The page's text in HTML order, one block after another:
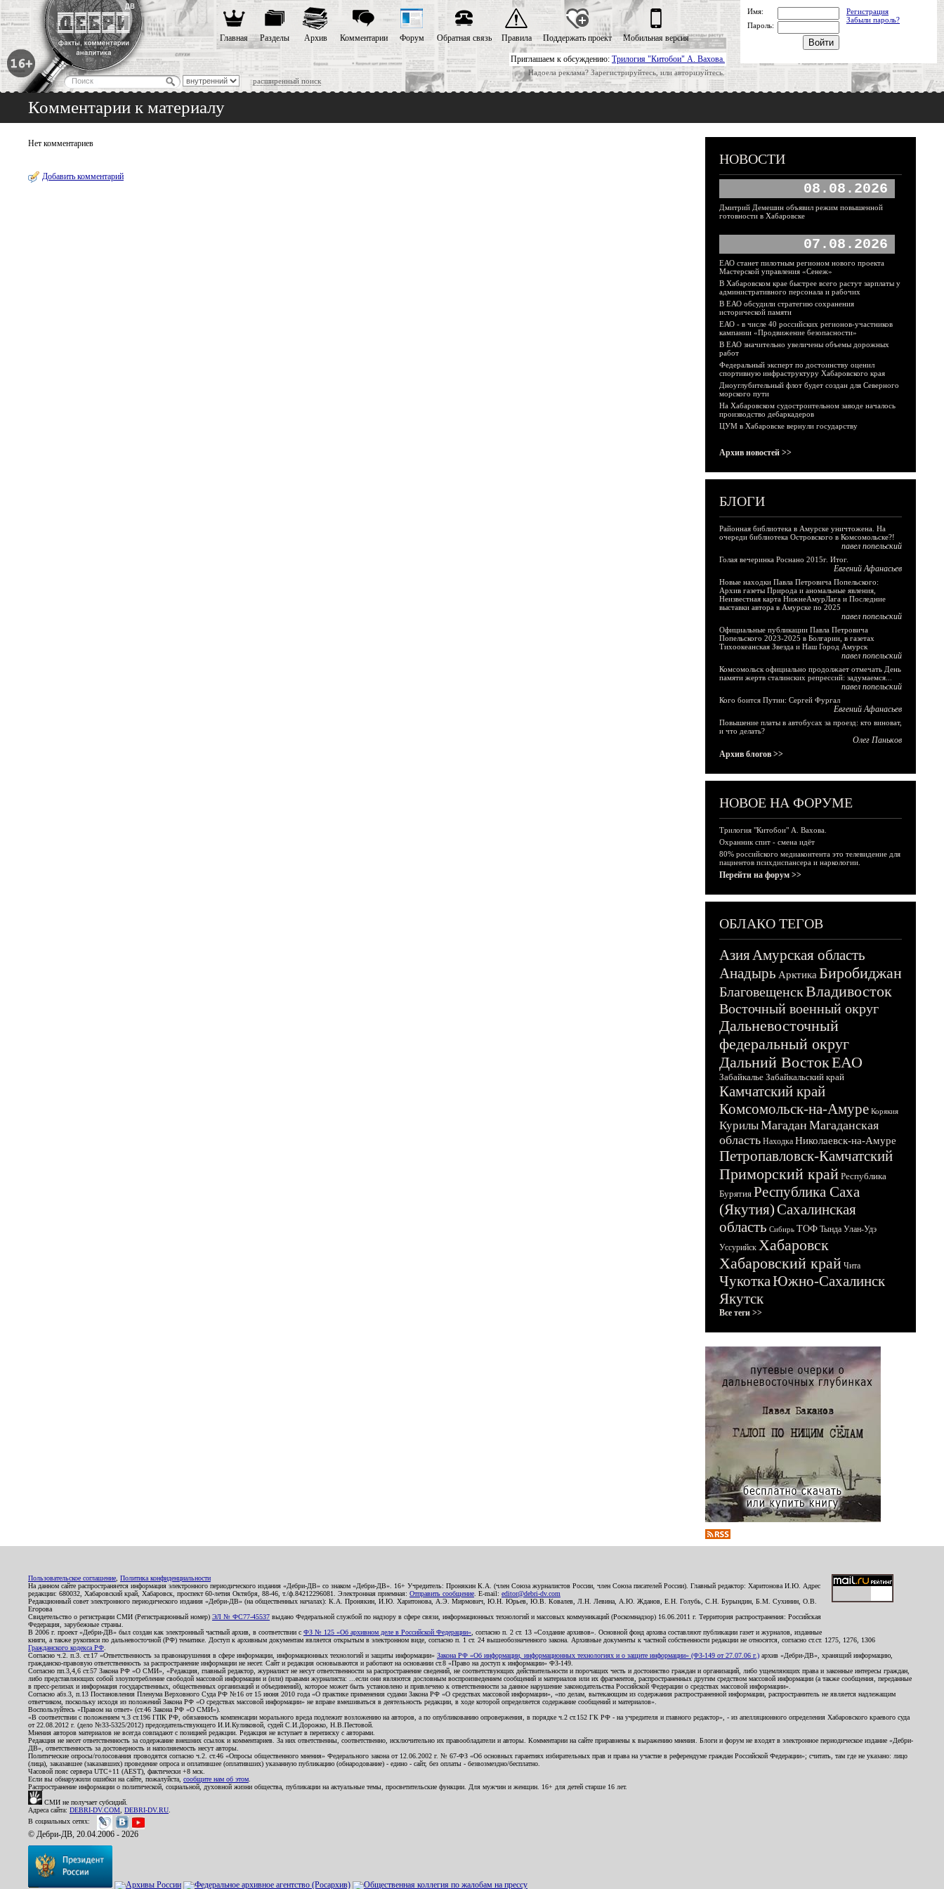
Приглашаем к обсуждению: Трилогия "Китобои" А. Вахова.
Надоела реклама? Зарегистрируйтесь, или авторизуйтесь.
расширенный поиск
Главная Разделы Архив Комментарии Форум Обратная связь Правила Поддержать проект Мобильная версия
Имя:
Регистрация
Забыли пароль?
Пароль:
Комментарии к материалу
Нет комментариев
Добавить комментарий
НОВОСТИ
08.08.2026
Дмитрий Демешин объявил режим повышенной
готовности в Хабаровске
07.08.2026
ЕАО станет пилотным регионом нового проекта
Мастерской управления «Сенеж»
В Хабаровском крае быстрее всего растут зарплаты у
административного персонала и рабочих
В ЕАО обсудили стратегию сохранения
исторической памяти
ЕАО - в числе 40 российских регионов-участников
кампании «Продвижение безопасности»
В ЕАО значительно увеличены объемы дорожных
работ
Федеральный эксперт по достоинству оценил
спортивную инфраструктуру Хабаровского края
Дноуглубительный флот будет создан для Северного
морского пути
На Хабаровском судостроительном заводе началось
производство дебаркадеров
ЦУМ в Хабаровске вернули государству
Архив новостей >>
БЛОГИ
Районная библиотека в Амурске уничтожена. На
очереди библиотека Островского в Комсомольске?!
павел попельский
Голая вечеринка Роснано 2015г. Итог.
Евгений Афанасьев
Новые находки Павла Петровича Попельского:
Архив газеты Природа и аномальные явления,
Неизвестная карта НижнеАмурЛага и Последние
выставки автора в Амурске по 2025
павел попельский
Официальные публикации Павла Петровича
Попельского 2023-2025 в Болгарии, в газетах
Тихоокеанская Звезда и Наш Город Амурск
павел попельский
Комсомольск официально продолжает отмечать День
памяти жертв сталинских репрессий: задумаемся...
павел попельский
Кого боится Путин: Сергей Фургал
Евгений Афанасьев
Повышение платы в автобусах за проезд: кто виноват,
и что делать?
Олег Паньков
Архив блогов >>
НОВОЕ НА ФОРУМЕ
Трилогия "Китобои" А. Вахова.
Охранник спит - смена идёт
80% российского медиаконтента это телевидение для
пациентов психдиспансера и наркологии.
Перейти на форум >>
ОБЛАКО ТЕГОВ
АзияАмурская область
Анадырь Арктика Биробиджан
БлаговещенскВладивосток
Восточный военный округ
Дальневосточный
федеральный округ
Дальний ВостокЕАО
Забайкалье Забайкальский край
Камчатский край
Комсомольск-на-Амуре Корякия
КурилыМагадан Магаданская
область Находка Николаевск-на-Амуре
Петропавловск-Камчатский
Приморский край Республика
Бурятия Республика Саха
(Якутия)Сахалинская
область Сибирь ТОФ Тында Улан-Удэ
Уссурийск Хабаровск
Хабаровский край Чита
ЧукоткаЮжно-Сахалинск
Якутск
Все теги >>
Пользовательское соглашение Политика конфиденциальности
На данном сайте распространяется информация электронного периодического издания «Дебри-ДВ» со знаком «Дебри-ДВ». 16+ Учредитель: Пронякин К.А. (член Союза журналистов России, член Союза писателей России). Главный редактор: Харитонова И.Ю. Адрес
редакции: 680032, Хабаровский край, Хабаровск, проспект 60-летия Октября, 88-46, т./ф.84212296081. Электронная приемная: Отправить сообщение . E-mail: editor@debri-dv.com
Редакционный совет электронного периодического издания «Дебри-ДВ» (на общественных началах): К.А. Пронякин, И.Ю. Харитонова, А.Э. Мирмович, Ю.Н. Юрьев, Ю.В. Ковалев, Л.Н. Левина, А.Ю. Жданов, Е.Н. Голубь, С.Н. Бурындин, Б.М. Сухинин, О.В.
Егорова
Свидетельство о регистрации СМИ (Регистрационный номер) ЭЛ № ФС77-45537 выдано Федеральной службой по надзору в сфере связи, информационных технологий и массовых коммуникаций (Роскомнадзор) 16.06.2011 г. Территория распространения: Российская
Федерация, зарубежные страны.
В 2006 г. проект «Дебри-ДВ» был создан как электронный частный архив, в соответствии с ФЗ № 125 «Об архивном деле в Российской Федерации» , согласно п. 2 ст. 13 «Создание архивов». Основной фонд архива составляют публикации газет и журналов, изданные
книги, а также рукописи по дальневосточной (РФ) тематике. Доступ к архивным документам является открытым в электронном виде, согласно п. 1 ст. 24 вышеобозначенного закона. Архивные документы к частной собственности редакции не относятся, согласно ст.ст. 1275, 1276, 1306
Гражданского кодекса РФ
Согласно ч.2. п.3. ст.17 «Ответственность за правонарушения в сфере информации, информационных технологий и защиты информации» Закона РФ «Об информации, информационных технологиях и о защите информации» (ФЗ-149 от 27.07.06 г.) архив «Дебри-ДВ», хранящий информацию,
гражданско-правовую ответственность за распространение информации не несет. Сайт и редакция основываются и работают на основании ст.8 «Право на доступ к информации» ФЗ-149.
Согласно пп.3,4,6 ст.57 Закона РФ «О СМИ», «Редакция, главный редактор, журналист не несут ответственности за распространение сведений, не соответствующих действительности и порочащих честь и достоинство граждан и организаций, либо ущемляющих права и законные интересы граждан,
либо представляющих собой злоупотребление свободой массовой информации и (или) правами журналиста: ...если они являются дословным воспроизведением сообщений и материалов или их фрагментов, распространенных другим средством массовой информации (а также сообщения, переданные
в пресс-релизах и информация государственных, общественных организаций и объединений), которое может быть установлено и привлечено к ответственности за данное нарушение законодательства Российской Федерации о средствах массовой информации».
Согласно абз.3, п.13 Постановления Пленума Верховного Суда РФ №16 от 15 июня 2010 года «О практике применения судами Закона РФ «О средствах массовой информации», «по делам, вытекающим из содержания распространенной информации, распространитель не является надлежащим
ответчиком, поскольку исходя из положений Закона РФ «О средствах массовой информации» не вправе вмешиваться в деятельность редакции, в ходе которой определяется содержание сообщений и материалов».
Воспользуйтесь «Правом на ответ» (ст.46 Закона РФ «О СМИ»).
«В соответствии с положением ч.3 ст.196 ГПК РФ, обязанность компенсации морального вреда подлежит возложению на авторов, а по опубликованию опровержения, в порядке ч.2 ст.152 ГК РФ - на учредителя и главного редактор», - из апелляционного определения Хабаровского краевого суда
от 22.08.2012 г. (дело №33-5325/2012) председательствующего И.И.Куликовой, судей С.И.Дорожко, Н.В.Пестовой.
Мнения авторов материалов не всегда совпадают с позицией редакции. Редакция не вступает в переписку с авторами.
Редакция не несет ответственность за содержание внешних ссылок и комментариев. За них ответственны, соответственно, исключительно их правообладатели и авторы. Комментарии на сайте приравнены к выражению мнения. Блоги и форум не входят в электронное периодическое издание «Дебри-
ДВ», ответственность за достоверность и наполняемость несут авторы.
Политические опросы/голосования проводятся согласно ч.2. ст.46 «Опросы общественного мнения» Федерального закона от 12.06.2002 г. № 67-ФЗ «Об основных гарантиях избирательных прав и права на участие в референдуме граждан Российской Федерации»; считать, там где не указано: лицо
(лица), заказавшее (заказавших) проведение опроса и оплатившее (оплативших) указанную публикацию (обнародование) - едино - сайт, без оплаты - безвозмездно/бесплатно.
Часовой пояс сервера UTC+11 (AEST), фактически +8 мск.
Если вы обнаружили ошибки на сайте, пожалуйста, сообщите нам об этом
Распространение информации о политической, социальной, духовной жизни общества, публикации на актуальные темы, просветительские функции. Для мужчин и женщин. 16+ для детей старше 16 лет.
СМИ не получает субсидий.
Адреса сайта: DEBRI-DV.COM DEBRI-DV.RU
В социальных сетях:
© Дебри-ДВ, 20.04.2006 - 2026